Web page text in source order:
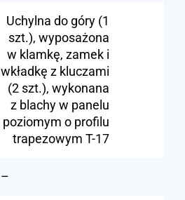
Uchylna do góry (1
szt.), wyposażona
w klamkę, zamek i
wkładkę z kluczami
(2 szt.), wykonana
z blachy w panelu
poziomym o profilu
trapezowym T-17
–